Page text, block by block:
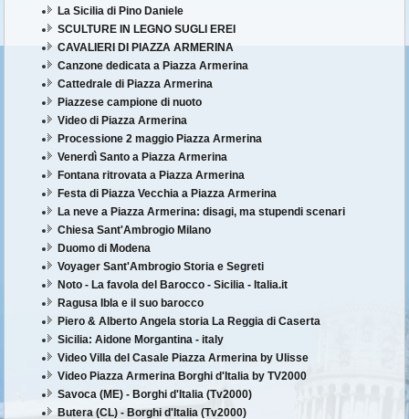
La Sicilia di Pino Daniele
SCULTURE IN LEGNO SUGLI EREI
CAVALIERI DI PIAZZA ARMERINA
Canzone dedicata a Piazza Armerina
Cattedrale di Piazza Armerina
Piazzese campione di nuoto
Video di Piazza Armerina
Processione 2 maggio Piazza Armerina
Venerdì Santo a Piazza Armerina
Fontana ritrovata a Piazza Armerina
Festa di Piazza Vecchia a Piazza Armerina
La neve a Piazza Armerina: disagi, ma stupendi scenari
Chiesa Sant'Ambrogio Milano
Duomo di Modena
Voyager Sant'Ambrogio Storia e Segreti
Noto - La favola del Barocco - Sicilia - Italia.it
Ragusa Ibla e il suo barocco
Piero & Alberto Angela storia La Reggia di Caserta
Sicilia: Aidone Morgantina - italy
Video Villa del Casale Piazza Armerina by Ulisse
Video Piazza Armerina Borghi d'Italia by TV2000
Savoca (ME) - Borghi d'Italia (Tv2000)
Butera (CL) - Borghi d'Italia (Tv2000)